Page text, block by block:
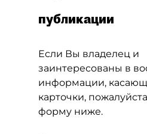
публикации
Если Вы владелец и
заинтересованы в
информации,
карточки,
форму ниже.